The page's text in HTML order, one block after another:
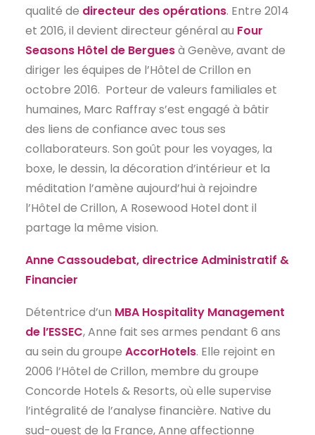
qualité de directeur des opérations. Entre 2014
et 2016, il devient directeur général au Four
Seasons Hôtel de Berguesà Genève, avant de
diriger les équipes de l’Hôtel de Crillon en
octobre 2016. Porteur de valeurs familiales et
humaines, Marc Raffray s’est engagé à bâtir
des liens de confiance avec tous ses
collaborateurs. Son goût pour les voyages, la
boxe, le dessin, la décoration d’intérieur et la
méditation l’amène aujourd’hui à rejoindre
l’Hôtel de Crillon, A Rosewood Hotel dont il
partage la même vision.
Anne Cassoudebat, directrice Administratif &
Financier
Détentrice d’un MBA Hospitality Management
de l’ESSEC, Anne fait ses armes pendant 6 ans
au sein du groupe AccorHotels. Elle rejoint en
2006 l’Hôtel de Crillon, membre du groupe
Concorde Hotels & Resorts, où elle supervise
l’intégralité de l’analyse financière. Native du
sud-ouest de la France, Anne affectionne